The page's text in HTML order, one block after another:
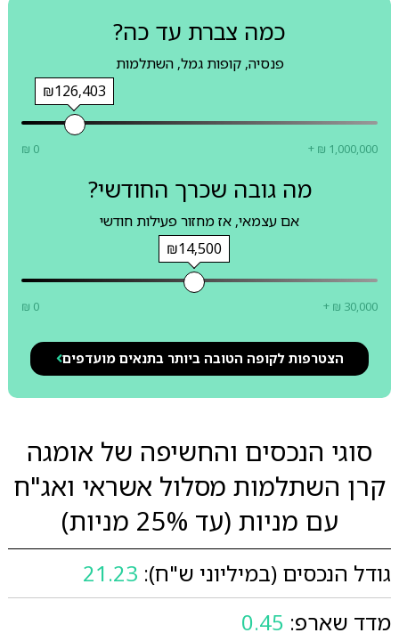
כמה צברת עד כה?
פנסיה, קופות גמל, השתלמות
₪126,403
₪ 0 + ₪ 1,000,000
מה גובה שכרך החודשי?
אם עצמאי, אז מחזור פעילות חודשי
₪14,500
₪ 0 + ₪ 30,000
הצטרפות לקופה הטובה ביותר בתנאים מועדפים
סוגי הנכסים והחשיפה של אומגה
קרן השתלמות מסלול אשראי ואג"ח
עם מניות (עד 25% מניות)
גודל הנכסים (במיליוני ש"ח): 21.23
מדד שארפ: 0.45